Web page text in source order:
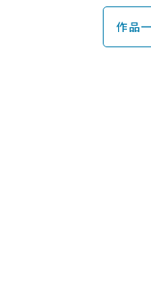
チケットの予約状況の確認及
作品